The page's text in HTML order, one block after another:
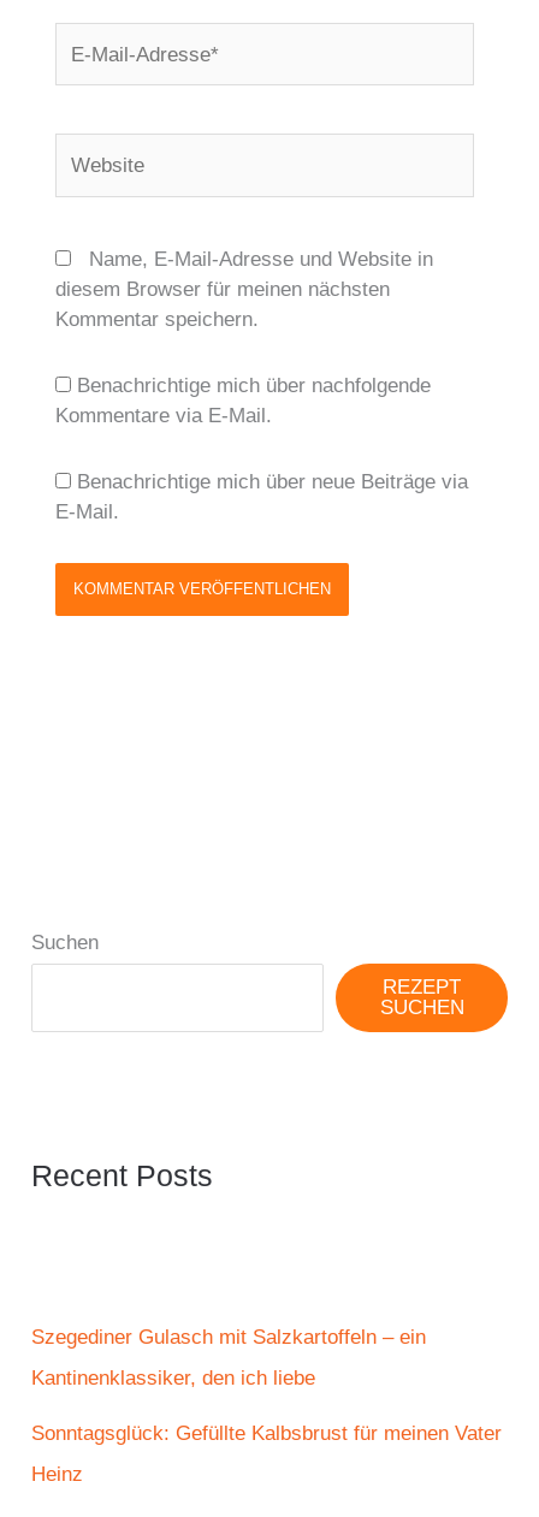
Mail-
Name, E-Mail-Adresse und Website in
diesem Browser für meinen nächsten
Kommentar speichern.
Benachrichtige mich über nachfolgende
Kommentare via E-Mail.
Benachrichtige mich über neue Beiträge via
E-Mail.
Suchen
REZEPT
SUCHEN
Recent Posts
Szegediner Gulasch mit Salzkartoffeln – ein
Kantinenklassiker, den ich liebe
Sonntagsglück: Gefüllte Kalbsbrust für meinen Vater
Heinz